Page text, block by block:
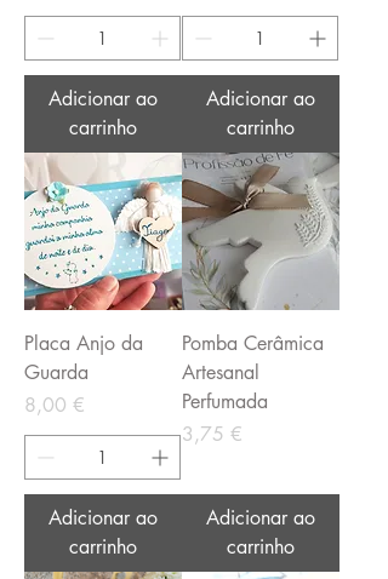
Adicionar ao
carrinho
Adicionar ao
carrinho
Placa Anjo da
Guarda
Preço
8,00 €
Adicionar ao
carrinho
Pomba Cerâmica
Artesanal
Perfumada
Preço
3,75 €
Adicionar ao
carrinho